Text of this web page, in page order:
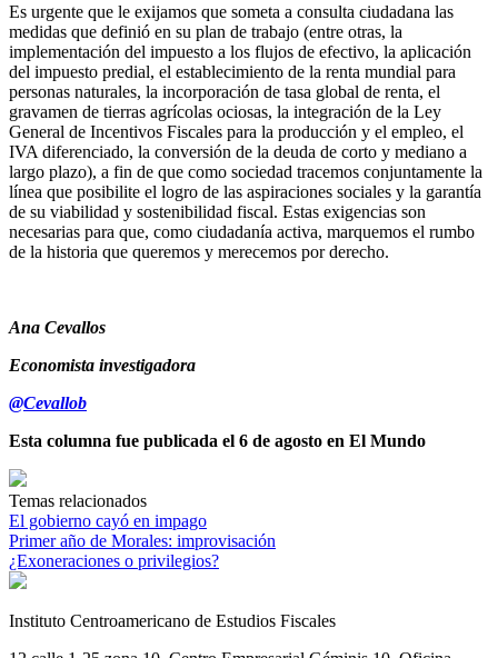
Es urgente que le exijamos que someta a consulta ciudadana las
medidas que definió en su plan de trabajo (entre otras, la
implementación del impuesto a los flujos de efectivo, la aplicación
del impuesto predial, el establecimiento de la renta mundial para
personas naturales, la incorporación de tasa global de renta, el
gravamen de tierras agrícolas ociosas, la integración de la Ley
General de Incentivos Fiscales para la producción y el empleo, el
IVA diferenciado, la conversión de la deuda de corto y mediano a
largo plazo), a fin de que como sociedad tracemos conjuntamente la
línea que posibilite el logro de las aspiraciones sociales y la garantía
de su viabilidad y sostenibilidad fiscal. Estas exigencias son
necesarias para que, como ciudadanía activa, marquemos el rumbo
de la historia que queremos y merecemos por derecho.
Ana Cevallos
Economista investigadora
@Cevallob
Esta columna fue publicada el 6 de agosto en El Mundo
Temas relacionados
El gobierno cayó en impago
Primer año de Morales: improvisación
¿Exoneraciones o privilegios?
Instituto Centroamericano de Estudios Fiscales